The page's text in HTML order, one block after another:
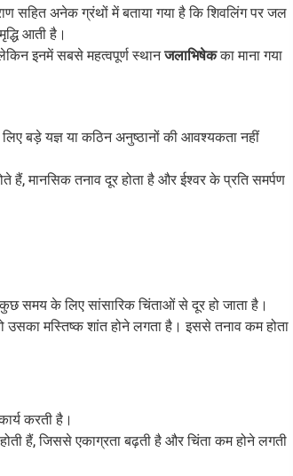
सहित अनेक ग्रंथों में बताया गया है कि शिवलिंग पर जल
आती है।
इनमें सबसे महत्वपूर्ण स्थानजलाभिषेकका माना गया
बड़े यज्ञ या कठिन अनुष्ठानों की आवश्यकता नहीं
हैं, मानसिक तनाव दूर होता है और ईश्वर के प्रति समर्पण
समय के लिए सांसारिक चिंताओं से दूर हो जाता है।
उसका मस्तिष्क शांत होने लगता है। इससे तनाव कम होता
करती है।
हैं, जिससे एकाग्रता बढ़ती है और चिंता कम होने लगती